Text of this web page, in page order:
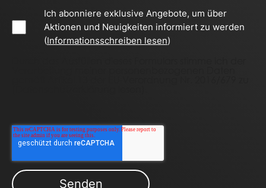
Ich abonniere exklusive Angebote, um über
Aktionen und Neuigkeiten informiert zu werden
(Informationsschreiben lesen)